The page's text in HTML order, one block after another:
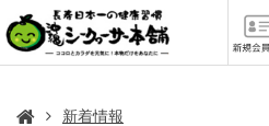
新着情報